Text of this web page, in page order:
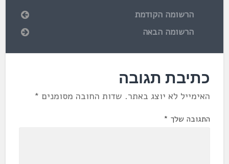
הרשומה הקודמת
הרשומה הבאה
כתיבת תגובה
האימייל לא יוצג באתר. שדות החובה מסומנים *
התגובה שלך *